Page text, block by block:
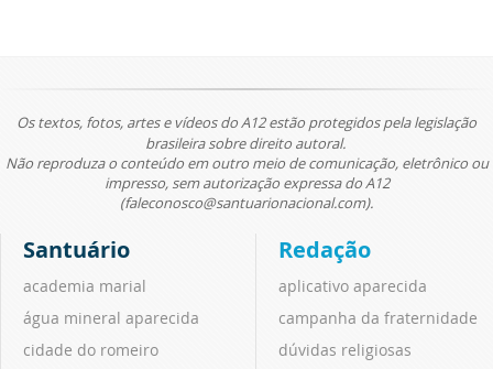
Os textos, fotos, artes e vídeos do A12 estão protegidos pela legislação
brasileira sobre direito autoral.
Não reproduza o conteúdo em outro meio de comunicação, eletrônico ou
impresso, sem autorização expressa do A12
(faleconosco@santuarionacional.com).
Santuário
academia marial
água mineral aparecida
cidade do romeiro
Redação
aplicativo aparecida
campanha da fraternidade
dúvidas religiosas